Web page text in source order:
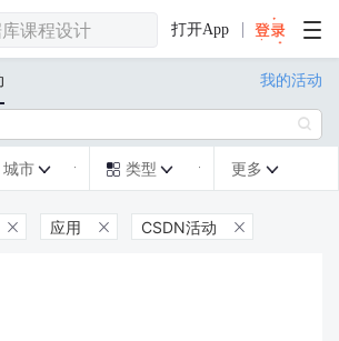
打开App
我的活动

城市   类型  更多 
 应用  CSDN活动 